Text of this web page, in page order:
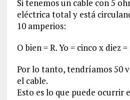
Si tenemos un cable con 5
eléctrica total y está
10 amperios:
O bien = R. Yo = cinco x diez
Por lo tanto, tendríamos 50
el cable.
Esto es lo que puede ocurrir